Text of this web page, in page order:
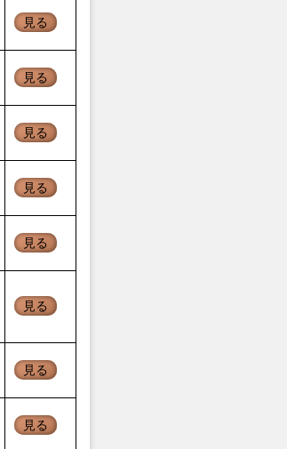
見る
見る
見る
見る
見る
見る
見る
見る